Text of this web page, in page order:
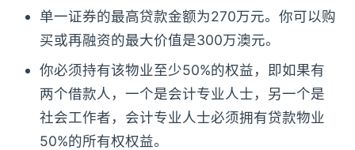
单一证券的最高贷款金额为270万元。你可以购
买或再融资的最大价值是300万澳元。
你必须持有该物业至少50%的权益，即如果有
两个借款人，一个是会计专业人士，另一个是
社会工作者，会计专业人士必须拥有贷款物业
50%的所有权权益。